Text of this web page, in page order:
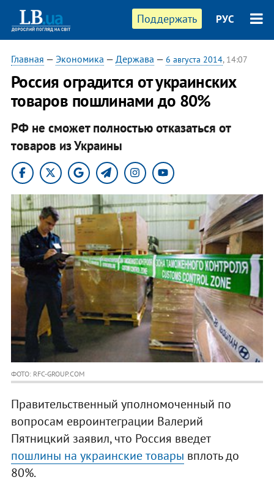
Поддержать РУС
Главная — Экономика — Держава — 6 августа 2014, 14:07
Россия оградится от украинских
товаров пошлинами до 80%
РФ не сможет полностью отказаться от
товаров из Украины
ФОТО: RFC-GROUP.COM
Правительственный уполномоченный по
вопросам евроинтеграции Валерий
Пятницкий заявил, что Россия введет
пошлины на украинские товары вплоть до
80%.